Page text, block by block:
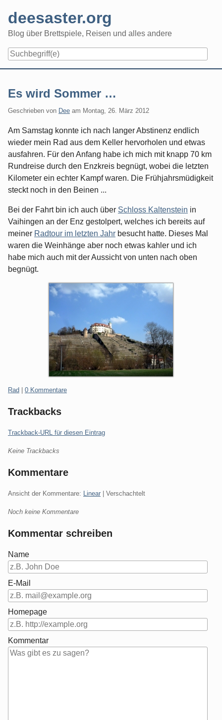
content
deesaster.org
Blog über Brettspiele, Reisen und alles andere
Es wird Sommer …
Geschrieben von Dee am Montag, 26. März 2012
Am Samstag konnte ich nach langer Abstinenz endlich
wieder mein Rad aus dem Keller hervorholen und etwas
ausfahren. Für den Anfang habe ich mich mit knapp 70 km
Rundreise durch den Enzkreis begnügt, wobei die letzten
Kilometer ein echter Kampf waren. Die Frühjahrsmüdigkeit
steckt noch in den Beinen ...
Bei der Fahrt bin ich auch über Schloss Kaltenstein in
Vaihingen an der Enz gestolpert, welches ich bereits auf
meiner Radtour im letzten Jahr besucht hatte. Dieses Mal
waren die Weinhänge aber noch etwas kahler und ich
habe mich auch mit der Aussicht von unten nach oben
begnügt.
Kategorien:
Rad 0 Kommentare
Trackbacks
Trackback-URL für diesen Eintrag
Keine Trackbacks
Kommentare
Ansicht der Kommentare: Linear | Verschachtelt
Noch keine Kommentare
Kommentar schreiben
Name
E-Mail
Homepage
Kommentar